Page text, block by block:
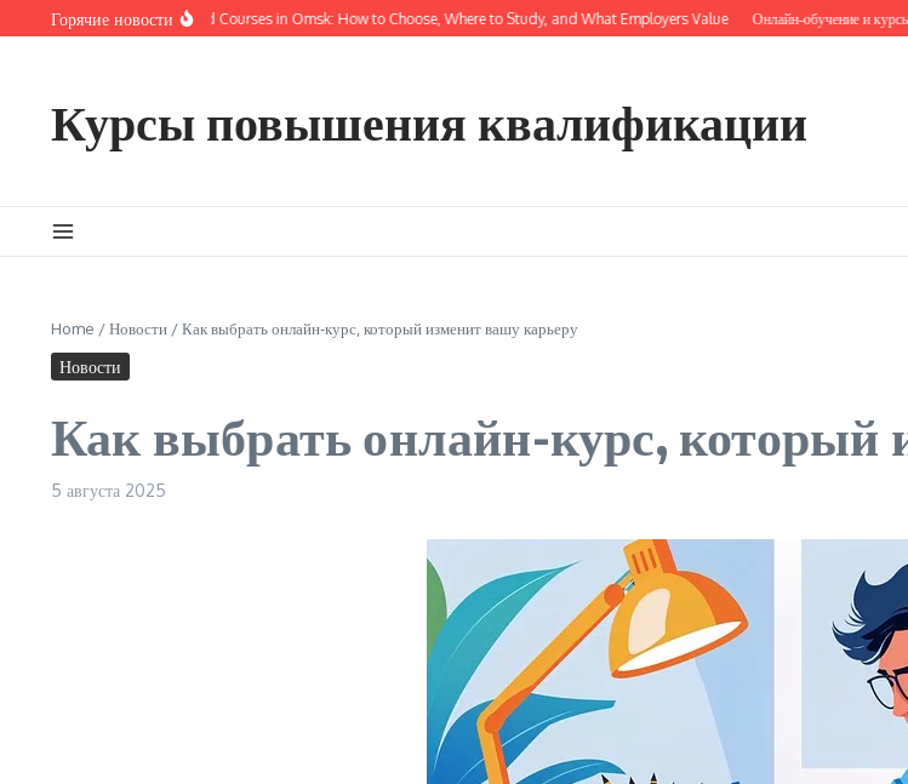
Перейти к содержанию
Горячие новости
Online Training and Courses in Omsk: How to Choose, Where to Study, and What Employers Value Онлайн‑обучение и курсы в
Курсы повышения квалификации
Home /Новости /Как выбрать онлайн-курс, который изменит вашу карьеру
Новости
Как выбрать онлайн-курс, который
5 августа 2025